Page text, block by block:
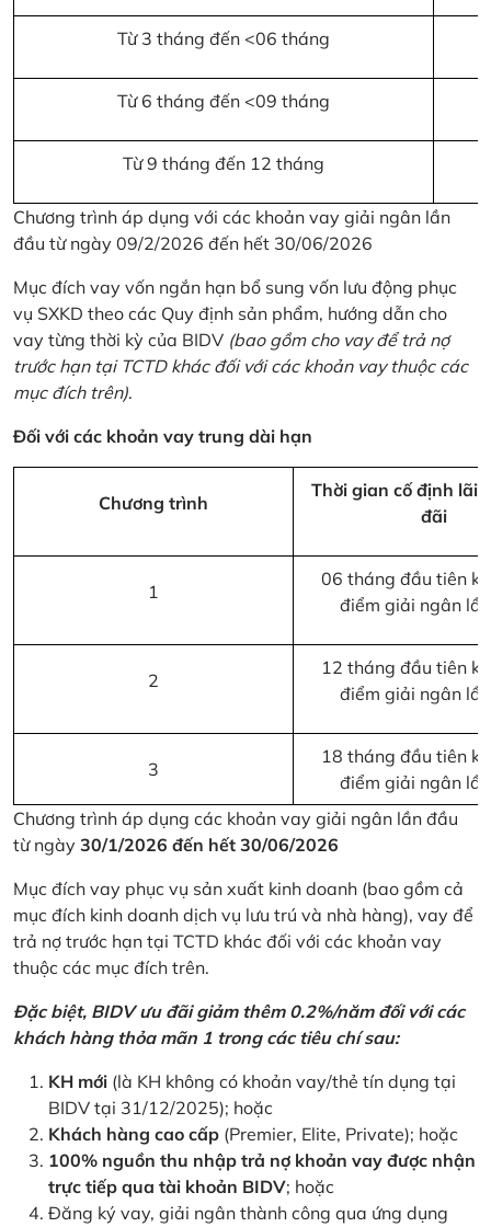
Từ 3 tháng đến <06 tháng
Từ 6 tháng đến <09 tháng
Từ 9 tháng đến 12 tháng
Chương trình áp dụng với các khoản vay giải ngân lần
đầu từ ngày 09/2/2026 đến hết 30/06/2026
Mục đích vay vốn ngắn hạn bổ sung vốn lưu động phục
vụ SXKD theo các Quy định sản phẩm, hướng dẫn cho
vay từng thời kỳ của BIDV (bao gồm cho vay để trả nợ
trước hạn tại TCTD khác đối với các khoản vay thuộc các
mục đích trên).
Đối với các khoản vay trung dài hạn
Chương trình
Thời gian cố định lãi
đãi
1
06 tháng đầu tiên
điểm giải ngân
2
12 tháng đầu tiên
điểm giải ngân
3
18 tháng đầu tiên
điểm giải ngân
Chương trình áp dụng các khoản vay giải ngân lần đầu
từ ngày 30/1/2026 đến hết 30/06/2026
Mục đích vay phục vụ sản xuất kinh doanh (bao gồm cả
mục đích kinh doanh dịch vụ lưu trú và nhà hàng), vay để
trả nợ trước hạn tại TCTD khác đối với các khoản vay
thuộc các mục đích trên.
Đặc biệt, BIDV ưu đãi giảm thêm 0.2%/năm đối với các
khách hàng thỏa mãn 1 trong các tiêu chí sau:
KH mới (là KH không có khoản vay/thẻ tín dụng tại
BIDV tại 31/12/2025); hoặc
Khách hàng cao cấp (Premier, Elite, Private); hoặc
100% nguồn thu nhập trả nợ khoản vay được nhận
trực tiếp qua tài khoản BIDV; hoặc
Đăng ký vay, giải ngân thành công qua ứng dụng